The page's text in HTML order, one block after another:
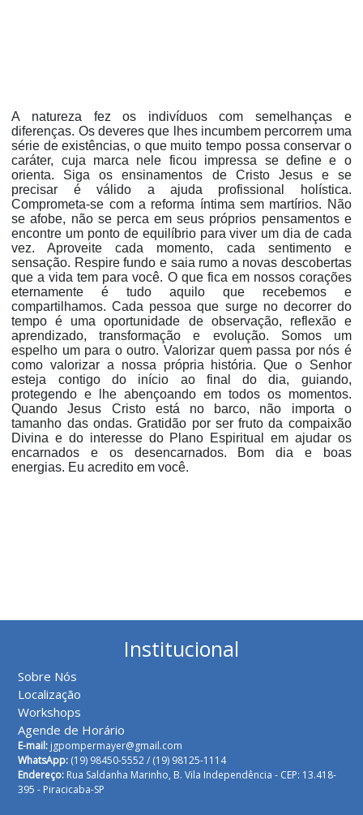
A natureza fez os indivíduos com semelhanças e
diferenças. Os deveres que lhes incumbem percorrem uma
série de existências, o que muito tempo possa conservar o
caráter, cuja marca nele ficou impressa se define e o
orienta. Siga os ensinamentos de Cristo Jesus e se
precisar é válido a ajuda profissional holística.
Comprometa-se com a reforma íntima sem martírios. Não
se afobe, não se perca em seus próprios pensamentos e
encontre um ponto de equilíbrio para viver um dia de cada
vez. Aproveite cada momento, cada sentimento e
sensação. Respire fundo e saia rumo a novas descobertas
que a vida tem para você. O que fica em nossos corações
eternamente é tudo aquilo que recebemos e
compartilhamos. Cada pessoa que surge no decorrer do
tempo é uma oportunidade de observação, reflexão e
aprendizado, transformação e evolução. Somos um
espelho um para o outro. Valorizar quem passa por nós é
como valorizar a nossa própria história. Que o Senhor
esteja contigo do início ao final do dia, guiando,
protegendo e lhe abençoando em todos os momentos.
Quando Jesus Cristo está no barco, não importa o
tamanho das ondas. Gratidão por ser fruto da compaixão
Divina e do interesse do Plano Espiritual em ajudar os
encarnados e os desencarnados. Bom dia e boas
energias. Eu acredito em você.
Institucional
Sobre Nós
Localização
Workshops
Agende de Horário
E-mail: jgpompermayer@gmail.com
WhatsApp: (19) 98450-5552 / (19) 98125-1114
Endereço: Rua Saldanha Marinho, B. Vila Independência - CEP: 13.418-
395 - Piracicaba-SP